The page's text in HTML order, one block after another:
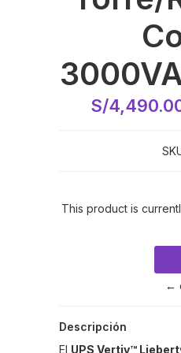
S/
This product is
←
Descripción
El UPS Vertiv™